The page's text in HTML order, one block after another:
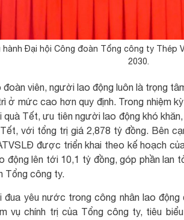
Đại hội Công đoàn Tổng công ty Thép
2030.
đoàn viên, người lao động luôn là trọng
ở mức cao hơn quy định. Trong nhiệm
Tết, ưu tiên người lao động khó
với tổng trị giá 2,878 tỷ đồng. Bên
được triển khai theo kế hoạch
động lên tới 10,1 tỷ đồng, góp phần lan
Tổng công ty.
đua yêu nước trong công nhân lao
vụ chính trị của Tổng công ty, tiêu